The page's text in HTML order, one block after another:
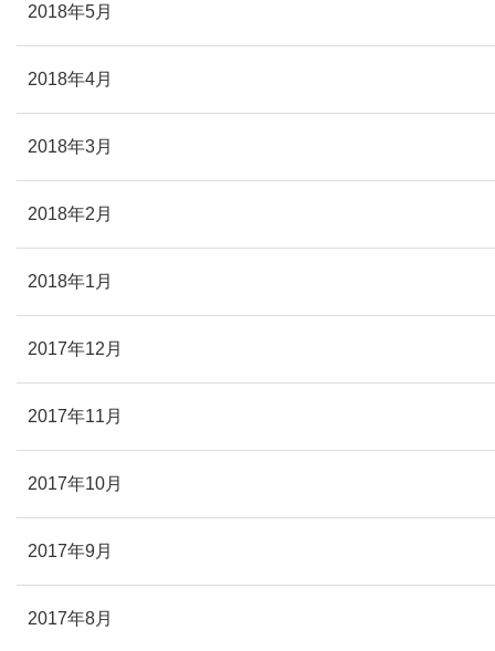
2018年5月
2018年4月
2018年3月
2018年2月
2018年1月
2017年12月
2017年11月
2017年10月
2017年9月
2017年8月